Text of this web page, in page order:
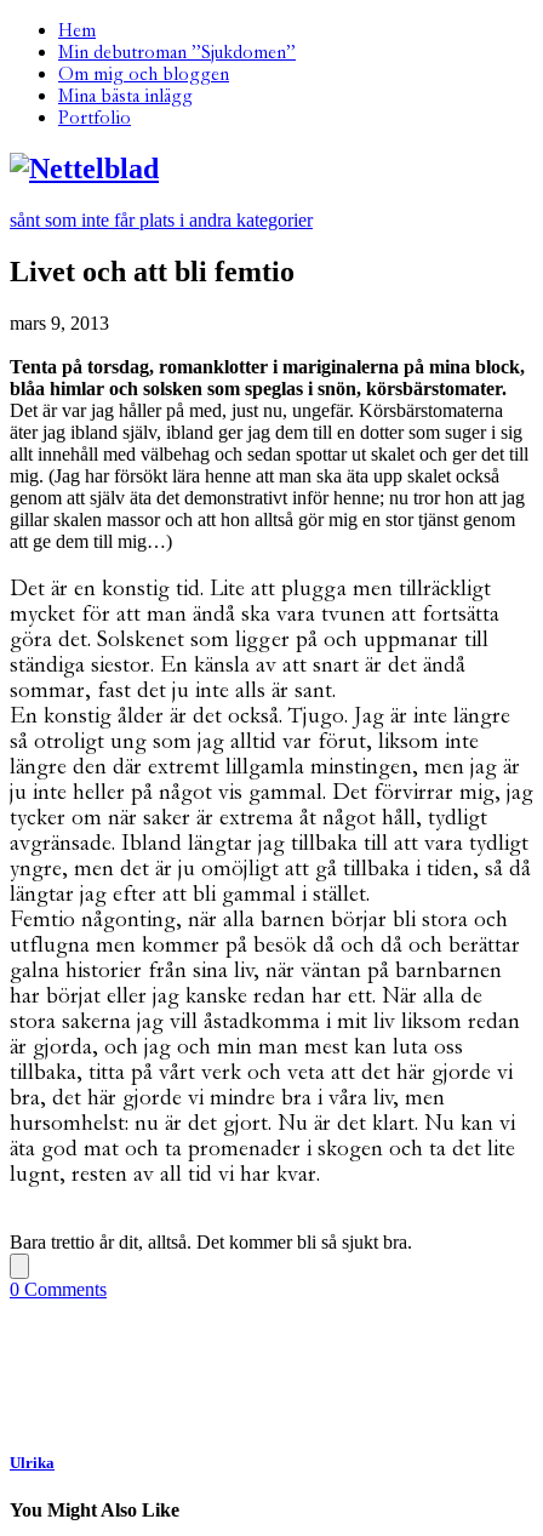
Hem
Min debutroman ”Sjukdomen”
Om mig och bloggen
Mina bästa inlägg
Portfolio
sånt som inte får plats i andra kategorier
Livet och att bli femtio
mars 9, 2013
Tenta på torsdag, romanklotter i mariginalerna på mina block,
blåa himlar och solsken som speglas i snön, körsbärstomater.
Det är var jag håller på med, just nu, ungefär. Körsbärstomaterna
äter jag ibland själv, ibland ger jag dem till en dotter som suger i sig
allt innehåll med välbehag och sedan spottar ut skalet och ger det till
mig. (Jag har försökt lära henne att man ska äta upp skalet också
genom att själv äta det demonstrativt inför henne; nu tror hon att jag
gillar skalen massor och att hon alltså gör mig en stor tjänst genom
att ge dem till mig…)
Det är en konstig tid. Lite att plugga men tillräckligt
mycket för att man ändå ska vara tvunen att fortsätta
göra det. Solskenet som ligger på och uppmanar till
ständiga siestor. En känsla av att snart är det ändå
sommar, fast det ju inte alls är sant.
En konstig ålder är det också. Tjugo. Jag är inte längre
så otroligt ung som jag alltid var förut, liksom inte
längre den där extremt lillgamla minstingen, men jag är
ju inte heller på något vis gammal. Det förvirrar mig, jag
tycker om när saker är extrema åt något håll, tydligt
avgränsade. Ibland längtar jag tillbaka till att vara tydligt
yngre, men det är ju omöjligt att gå tillbaka i tiden, så då
längtar jag efter att bli gammal i stället.
Femtio någonting, när alla barnen börjar bli stora och
utflugna men kommer på besök då och då och berättar
galna historier från sina liv, när väntan på barnbarnen
har börjat eller jag kanske redan har ett. När alla de
stora sakerna jag vill åstadkomma i mit liv liksom redan
är gjorda, och jag och min man mest kan luta oss
tillbaka, titta på vårt verk och veta att det här gjorde vi
bra, det här gjorde vi mindre bra i våra liv, men
hursomhelst: nu är det gjort. Nu är det klart. Nu kan vi
äta god mat och ta promenader i skogen och ta det lite
lugnt, resten av all tid vi har kvar.
Bara trettio år dit, alltså. Det kommer bli så sjukt bra.
0 Comments
Ulrika
You Might Also Like